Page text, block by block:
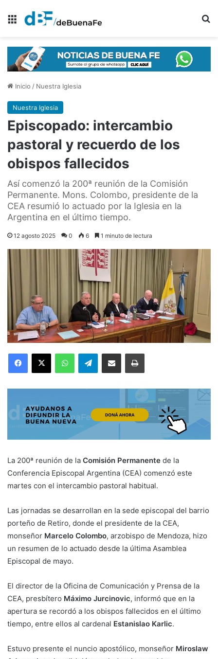
Menú
Inicio / Nuestra Iglesia
Nuestra Iglesia
Episcopado: intercambio
pastoral y recuerdo de los
obispos fallecidos
Así comenzó la 200ª reunión de la Comisión
Permanente. Mons. Colombo, presidente de la
CEA resumió lo actuado por la Iglesia en la
Argentina en el último tiempo.
12 agosto 2025 0 6 1 minuto de lectura
Telegram
La 200ª reunión de la Comisión Permanente de la
Conferencia Episcopal Argentina (CEA) comenzó este
martes con el intercambio pastoral habitual.
Las jornadas se desarrollan en la sede episcopal del barrio
porteño de Retiro, donde el presidente de la CEA,
monseñor Marcelo Colombo, arzobispo de Mendoza, hizo
un resumen de lo actuado desde la última Asamblea
Episcopal de mayo.
El director de la Oficina de Comunicación y Prensa de la
CEA, presbítero Máximo Jurcinovic, informó que en la
apertura se recordó a los obispos fallecidos en el último
tiempo, entre ellos al cardenal Estanislao Karlic.
Estuvo presente el nuncio apostólico, monseñor Miroslaw